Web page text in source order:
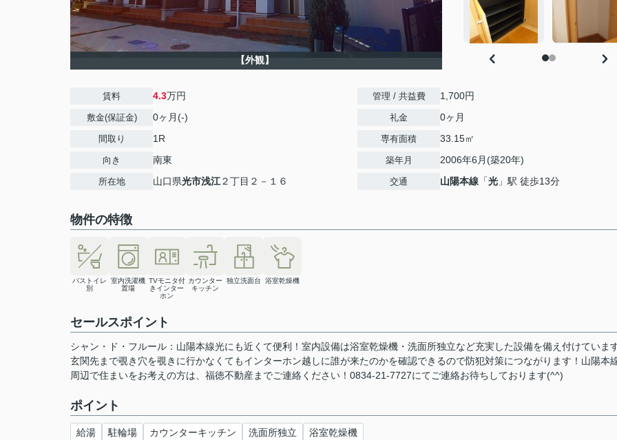
【外観】
賃料 4.3万円
敷金(保証金) 0ヶ月(-)
間取り 1R
向き 南東
所在地 山口県光市浅江２丁目２－１６
管理 / 共益費 1,700円
礼金 0ヶ月
専有面積 33.15㎡
築年月 2006年6月(築20年)
交通 山陽本線 「光 」駅 徒歩13分
物件の特徴
バストイレ
別
室内洗濯機
置場
TVモニタ付
きインター
ホン
カウンター
キッチン
独立洗面台 浴室乾燥機
セールスポイント
シャン・ド・フルール：山陽本線光にも近くて便利！室内設備は浴室乾燥機・洗面所独立など充実した設備を備え付けていま
玄関先まで覗き穴を覗きに行かなくてもインターホン越しに誰が来たのかを確認できるので防犯対策につながります！山陽本
周辺で住まいをお考えの方は、福徳不動産までご連絡ください！0834-21-7727にてご連絡お待ちしております(^^)
ポイント
給湯 駐輪場 カウンターキッチン 洗面所独立 浴室乾燥機